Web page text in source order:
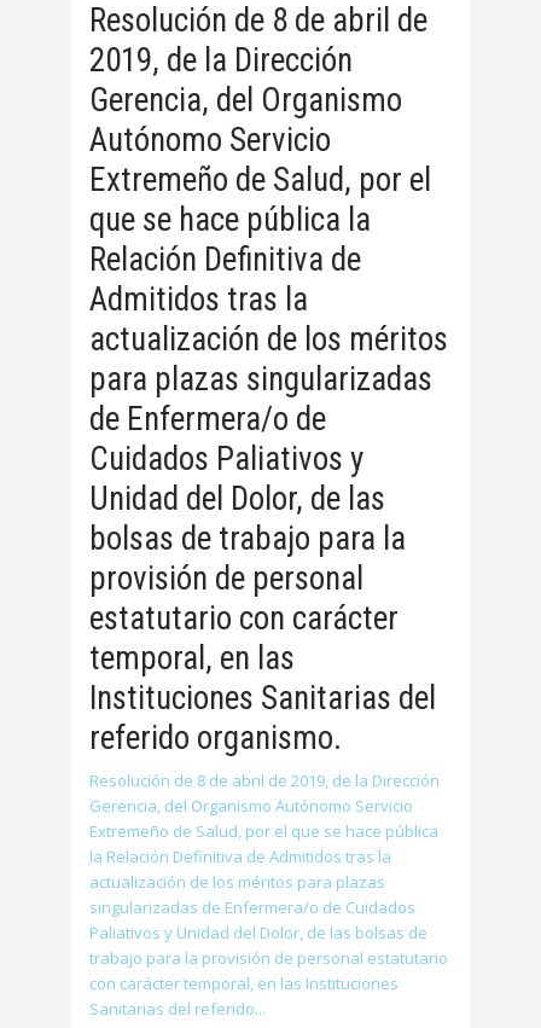
Resolución de 8 de abril de
2019, de la Dirección
Gerencia, del Organismo
Autónomo Servicio
Extremeño de Salud, por el
que se hace pública la
Relación Definitiva de
Admitidos tras la
actualización de los méritos
para plazas singularizadas
de Enfermera/o de
Cuidados Paliativos y
Unidad del Dolor, de las
bolsas de trabajo para la
provisión de personal
estatutario con carácter
temporal, en las
Instituciones Sanitarias del
referido organismo.
Resolución de 8 de abril de 2019, de la Dirección
Gerencia, del Organismo Autónomo Servicio
Extremeño de Salud, por el que se hace pública
la Relación Definitiva de Admitidos tras la
actualización de los méritos para plazas
singularizadas de Enfermera/o de Cuidados
Paliativos y Unidad del Dolor, de las bolsas de
trabajo para la provisión de personal estatutario
con carácter temporal, en las Instituciones
Sanitarias del referido